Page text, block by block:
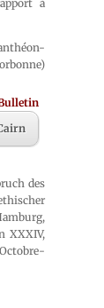
à
des
XXXIV,